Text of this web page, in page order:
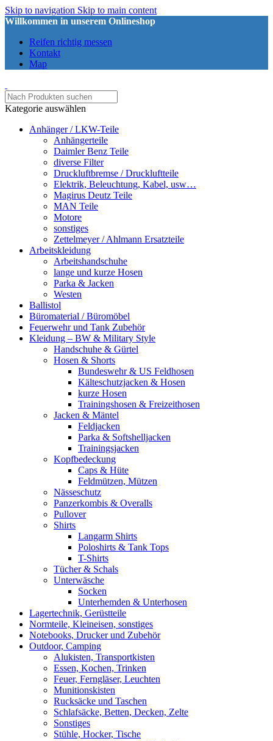
Skip to navigation Skip to main content
Willkommen in unserem Onlineshop
Reifen richtig messen
Kontakt
Map
Kategorie auswählen
Anhänger / LKW-Teile
Anhängerteile
Daimler Benz Teile
diverse Filter
Druckluftbremse / Druckluftteile
Elektrik, Beleuchtung, Kabel, usw…
Magirus Deutz Teile
MAN Teile
Motore
sonstiges
Zettelmeyer / Ahlmann Ersatzteile
Arbeitskleidung
Arbeitshandschuhe
lange und kurze Hosen
Parka & Jacken
Westen
Ballistol
Büromaterial / Büromöbel
Feuerwehr und Tank Zubehör
Kleidung – BW & Military Style
Handschuhe & Gürtel
Hosen & Shorts
Bundeswehr & US Feldhosen
Kälteschutzjacken & Hosen
kurze Hosen
Trainingshosen & Freizeithosen
Jacken & Mäntel
Feldjacken
Parka & Softshelljacken
Trainingsjacken
Kopfbedeckung
Caps & Hüte
Feldmützen, Mützen
Nässeschutz
Panzerkombis & Overalls
Pullover
Shirts
Langarm Shirts
Poloshirts & Tank Tops
T-Shirts
Tücher & Schals
Unterwäsche
Socken
Unterhemden & Unterhosen
Lagertechnik, Gerüstteile
Normteile, Kleineisen, sonstiges
Notebooks, Drucker und Zubehör
Outdoor, Camping
Alukisten, Transportkisten
Essen, Kochen, Trinken
Feuer, Ferngläser, Leuchten
Munitionskisten
Rucksäcke und Taschen
Schlafsäcke, Betten, Decken, Zelte
Sonstiges
Stühle, Hocker, Tische